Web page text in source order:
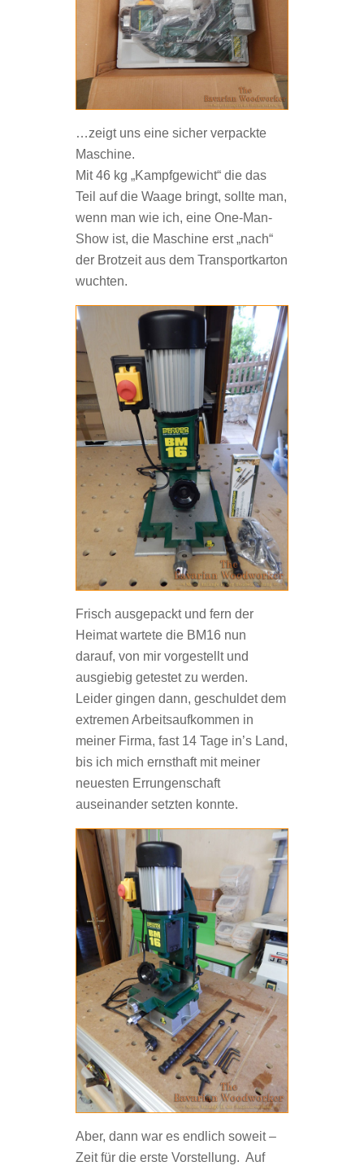
…zeigt uns eine sicher verpackte
Maschine.
Mit 46 kg „Kampfgewicht“ die das
Teil auf die Waage bringt, sollte man,
wenn man wie ich, eine One-Man-
Show ist, die Maschine erst „nach“
der Brotzeit aus dem Transportkarton
wuchten.
Frisch ausgepackt und fern der
Heimat wartete die BM16 nun
darauf, von mir vorgestellt und
ausgiebig getestet zu werden.
Leider gingen dann, geschuldet dem
extremen Arbeitsaufkommen in
meiner Firma, fast 14 Tage in’s Land,
bis ich mich ernsthaft mit meiner
neuesten Errungenschaft
auseinander setzten konnte.
Aber, dann war es endlich soweit –
Zeit für die erste Vorstellung. Auf